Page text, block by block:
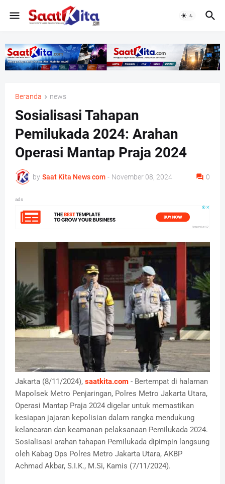
Beranda news
Sosialisasi Tahapan
Pemilukada 2024: Arahan
Operasi Mantap Praja 2024
by Saat Kita News com - November 08, 2024 0
ads
Jakarta (8/11/2024), saatkita.com - Bertempat di halaman
Mapolsek Metro Penjaringan, Polres Metro Jakarta Utara,
Operasi Mantap Praja 2024 digelar untuk memastikan
kesiapan jajaran kepolisian dalam rangka mendukung
kelancaran dan keamanan pelaksanaan Pemilukada 2024.
Sosialisasi arahan tahapan Pemilukada dipimpin langsung
oleh Kabag Ops Polres Metro Jakarta Utara, AKBP
Achmad Akbar, S.I.K., M.Si, Kamis (7/11/2024).